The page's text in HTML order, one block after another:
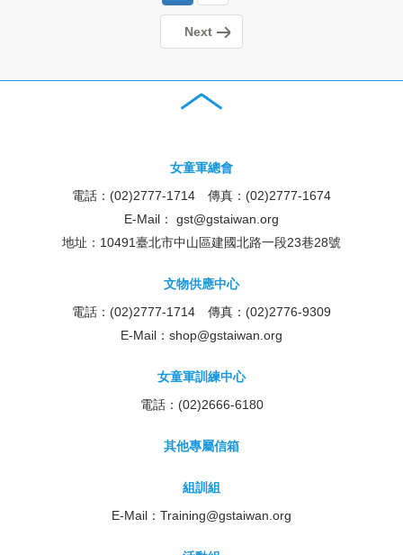
Next
女童軍總會
電話：(02)2777-1714 傳真：(02)2777-1674
E-Mail： gst@gstaiwan.org
地址：10491臺北市中山區建國北路一段23巷28號
文物供應中心
電話：(02)2777-1714 傳真：(02)2776-9309
E-Mail： shop@gstaiwan.org
女童軍訓練中心
電話：(02)2666-6180
其他專屬信箱
組訓組
E-Mail： Training@gstaiwan.org